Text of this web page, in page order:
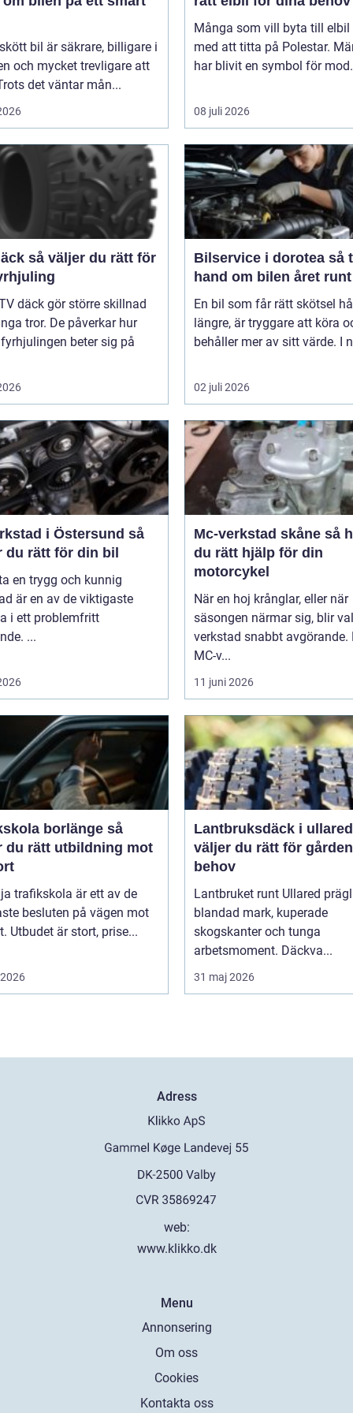
bil är säkrare, billigare i
och mycket trevligare att
det väntar mån...
Många som vill byta till elbil
med att titta på Polestar.
har blivit en symbol för
08 juli 2026
du rätt för
däck gör större skillnad
tror. De påverkar hur
beter sig på
Bilservice i dorotea så tar du
hand om bilen året runt
En bil som får rätt skötsel
längre, är tryggare att köra
behåller mer av sitt värde. I
02 juli 2026
i Östersund så
du rätt för din bil
en trygg och kunnig
är en av de viktigaste
i ett problemfritt
...
Mc-verkstad skåne så hittar
du rätt hjälp för din
motorcykel
När en hoj krånglar, eller när
säsongen närmar sig, blir
verkstad snabbt avgörande.
MC-v...
11 juni 2026
borlänge så
du rätt utbildning mot
trafikskola är ett av de
besluten på vägen mot
Utbudet är stort, prise...
Lantbruksdäck i ullared
väljer du rätt för
behov
Lantbruket runt Ullared
blandad mark, kuperade
skogskanter och tunga
arbetsmoment. Däckva...
31 maj 2026
Adress
web:
www.klikko.dk
Menu
Annonsering
Om oss
Cookies
Kontakta oss